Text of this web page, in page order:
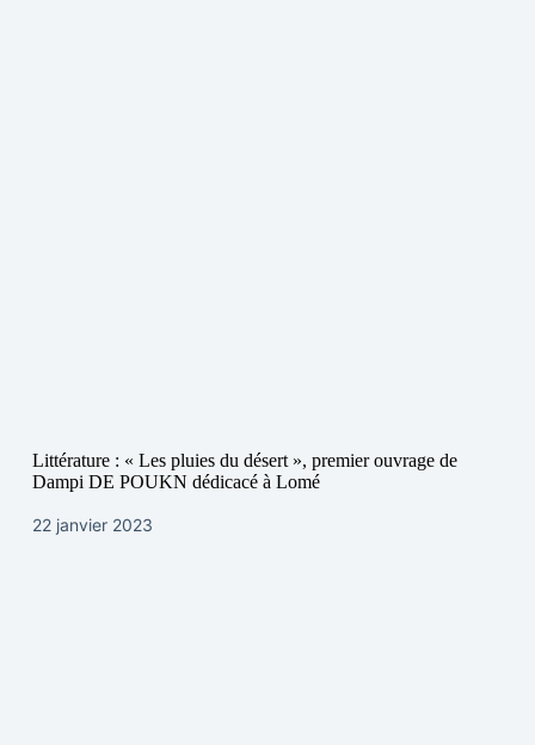
Littérature : « Les pluies du désert », premier ouvrage de
Dampi DE POUKN dédicacé à Lomé
22 janvier 2023